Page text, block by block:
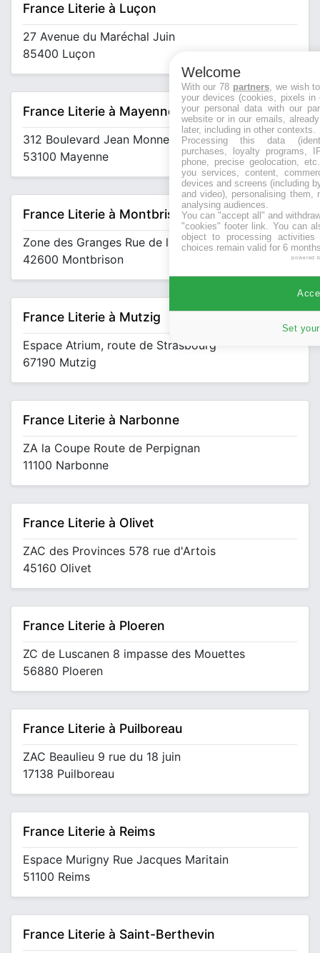
France Literie à Luçon
27 Avenue du Maréchal Juin
85400 Luçon
France Literie à Mayenne
312 Boulevard Jean Monnet
53100 Mayenne
France Literie à Montbrison
Zone des Granges Rue de l'Agriculture
42600 Montbrison
France Literie à Mutzig
Espace Atrium, route de Strasbourg
67190 Mutzig
France Literie à Narbonne
ZA la Coupe Route de Perpignan
11100 Narbonne
France Literie à Olivet
ZAC des Provinces 578 rue d'Artois
45160 Olivet
France Literie à Ploeren
ZC de Luscanen 8 impasse des Mouettes
56880 Ploeren
France Literie à Puilboreau
ZAC Beaulieu 9 rue du 18 juin
17138 Puilboreau
France Literie à Reims
Espace Murigny Rue Jacques Maritain
51100 Reims
France Literie à Saint-Berthevin
Welcome
With our 78 partners, we wish
your devices (cookies, pixels
your personal data with our
website or in our emails,
later, including in other contexts.
Processing this data
purchases, loyalty programs,
phone, precise geolocation,
you services, content,
devices and screens (including
and video), personalising them,
analysing audiences.
You can "accept all" and
"cookies" footer link . You can
object to processing
choices remain valid for 6
powered
Set